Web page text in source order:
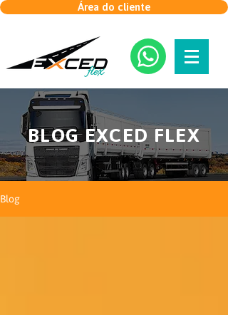
Área do cliente
BLOG EXCED FLEX
Blog